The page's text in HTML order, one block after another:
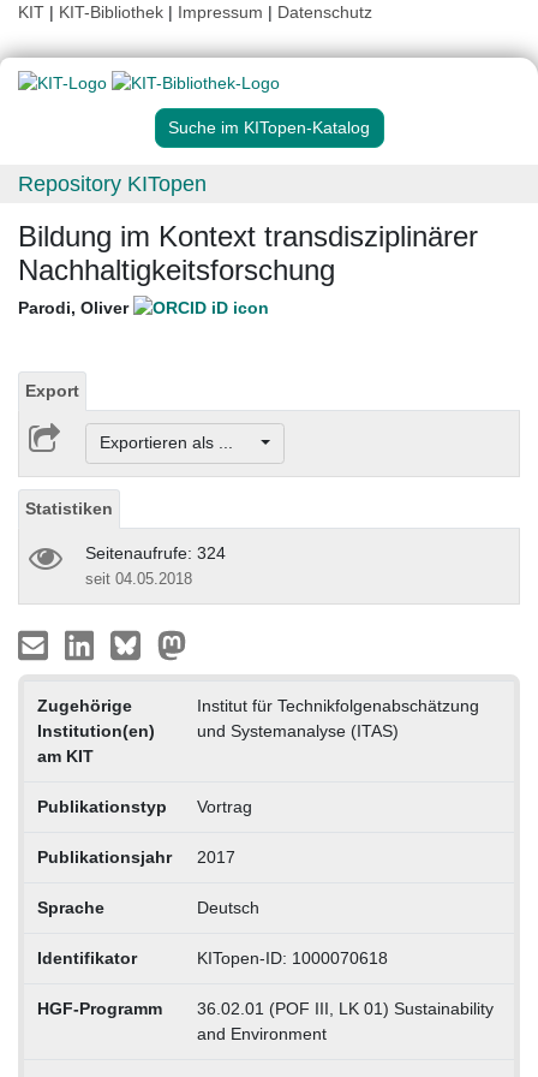
KIT | KIT-Bibliothek | Impressum | Datenschutz
Suche im KITopen-Katalog
Repository KITopen
Bildung im Kontext transdisziplinärer
Nachhaltigkeitsforschung
Parodi, Oliver
Export
Exportieren als ...
Statistiken
Seitenaufrufe: 324
seit 04.05.2018
Zugehörige
Institution(en)
am KIT
Institut für Technikfolgenabschätzung
und Systemanalyse (ITAS)
Publikationstyp Vortrag
Publikationsjahr 2017
Sprache Deutsch
Identifikator KITopen-ID: 1000070618
HGF-Programm
36.02.01 (POF III, LK 01) Sustainability
and Environment